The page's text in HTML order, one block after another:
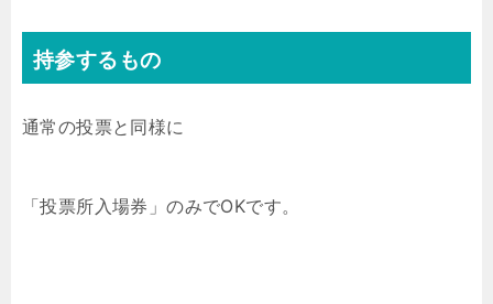
持参するもの
通常の投票と同様に
「投票所入場券」のみでOKです。